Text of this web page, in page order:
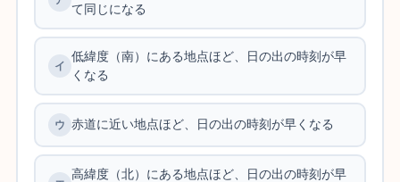
て同じになる
低緯度（南）にある地点ほど、日の出の時刻が早
くなる
赤道に近い地点ほど、日の出の時刻が早くなる
高緯度（北）にある地点ほど、日の出の時刻が早